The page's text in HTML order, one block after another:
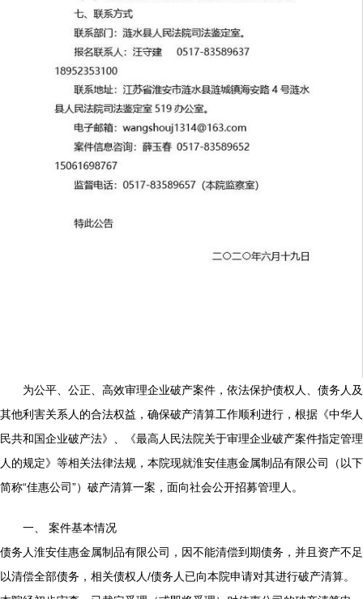
为公平、公正、高效审理企业破产案件，依法保护债权人、债务人及
其他利害关系人的合法权益，确保破产清算工作顺利进行，根据《中华人
民共和国企业破产法》、《最高人民法院关于审理企业破产案件指定管理
人的规定》等相关法律法规，本院现就淮安佳惠金属制品有限公司（以下
简称“佳惠公司”）破产清算一案，面向社会公开招募管理人。
一、 案件基本情况
债务人淮安佳惠金属制品有限公司，因不能清偿到期债务，并且资产不足
以清偿全部债务，相关债权人/债务人已向本院申请对其进行破产清算。